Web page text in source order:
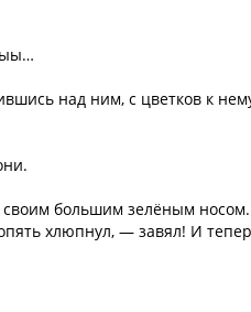
над ним, с цветков к
своим большим зелёным
хлюпнул, — завял! И